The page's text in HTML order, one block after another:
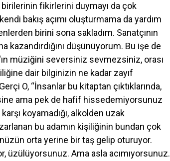
fikirlerini duymayı da çok
bakış açımı oluşturmama da yardım
birini sona sakladım. Sanatçının
kazandırdığını düşünüyorum. Bu işe de
‘ın müziğini seversiniz sevmezsiniz, orası
dair bilginizin ne kadar zayıf
O, “İnsanlar bu kitaptan çıktıklarında,
ama pek de hafif hissedemiyorsunuz
koyamadığı, alkolden uzak
bu adamın kişiliğinin bundan çok
orta yerine bir taş gelip oturuyor.
üzülüyorsunuz. Ama asla acımıyorsunuz.